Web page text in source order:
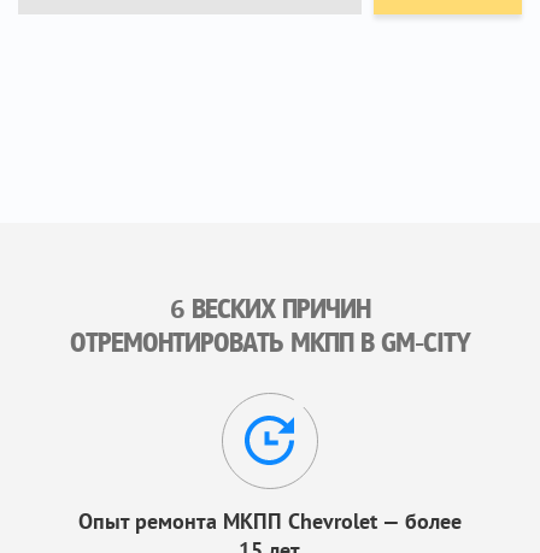
6 ВЕСКИХ ПРИЧИН
ОТРЕМОНТИРОВАТЬ МКПП В GM-CITY
Опыт ремонта МКПП Chevrolet — более